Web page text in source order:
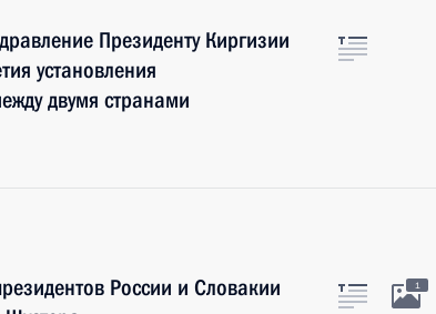
Президенту Киргизии
установления
двумя странами
России и Словакии
1